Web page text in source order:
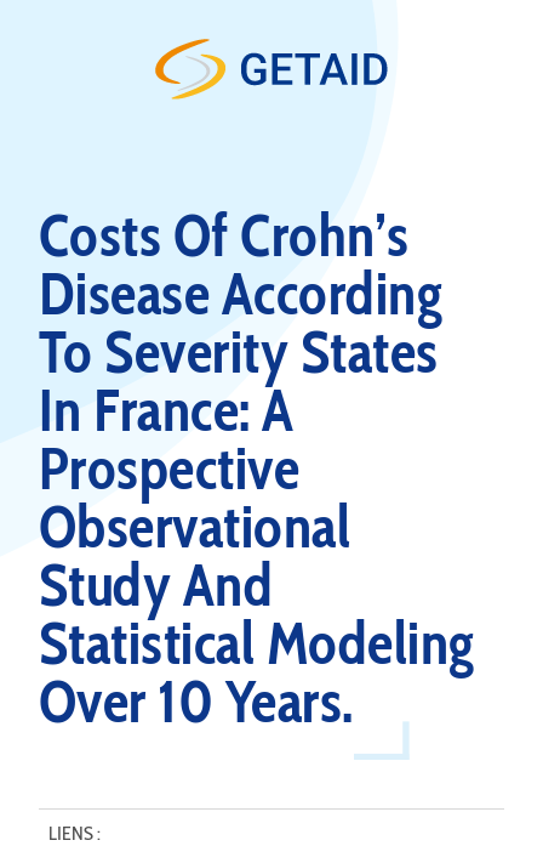
Costs Of Crohn’s
Disease According
To Severity States
In France: A
Prospective
Observational
Study And
Statistical Modeling
Over 10 Years.
LIENS :